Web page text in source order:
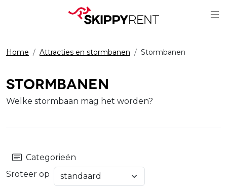
Home Attracties en stormbanen Stormbanen
Stormbanen
Welke stormbaan mag het worden?
Categorieën
Sroteer op